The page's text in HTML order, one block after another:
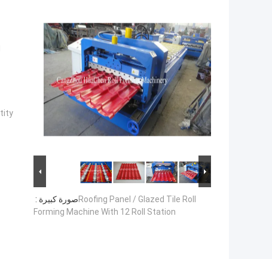
صورة كبيرة :Roofing Panel / Glazed Tile Roll
Forming Machine With 12 Roll Station